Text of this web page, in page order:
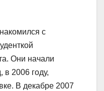
с
Они начали
в 2006 году,
В декабре 2007